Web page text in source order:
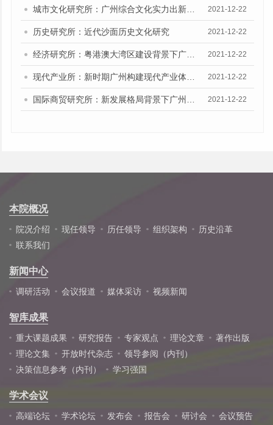
2021-12-22
历史研究所：近代沙面历史文化研究 2021-12-22
2021-12-22
2021-12-22
2021-12-22
本院概况
院况介绍 现任领导 历任领导 组织架构
历史沿革
联系我们
新闻中心
调研活动 会议报道 媒体采访 视频新闻
智库成果
重大课题成果 研究报告 专家观点 理论文章
著作出版
理论文集
开放时代杂志
领导参阅（内刊）
决策信息参考（内刊）
学习强国
学术会议
高端论坛 学术论坛 发布会 报告会 研讨会 会议预告